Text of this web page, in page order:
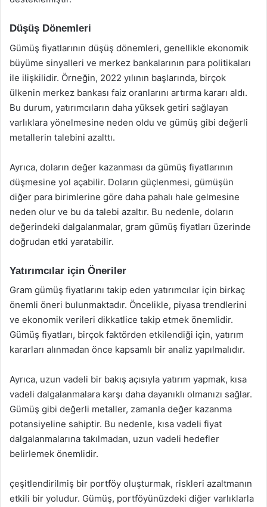
Düşüş Dönemleri
Gümüş fiyatlarının düşüş dönemleri, genellikle ekonomik
büyüme sinyalleri ve merkez bankalarının para politikaları
ile ilişkilidir. Örneğin, 2022 yılının başlarında, birçok
ülkenin merkez bankası faiz oranlarını artırma kararı aldı.
Bu durum, yatırımcıların daha yüksek getiri sağlayan
varlıklara yönelmesine neden oldu ve gümüş gibi değerli
metallerin talebini azalttı.
Ayrıca, doların değer kazanması da gümüş fiyatlarının
düşmesine yol açabilir. Doların güçlenmesi, gümüşün
diğer para birimlerine göre daha pahalı hale gelmesine
neden olur ve bu da talebi azaltır. Bu nedenle, doların
değerindeki dalgalanmalar, gram gümüş fiyatları üzerinde
doğrudan etki yaratabilir.
Yatırımcılar için Öneriler
Gram gümüş fiyatlarını takip eden yatırımcılar için birkaç
önemli öneri bulunmaktadır. Öncelikle, piyasa trendlerini
ve ekonomik verileri dikkatlice takip etmek önemlidir.
Gümüş fiyatları, birçok faktörden etkilendiği için, yatırım
kararları alınmadan önce kapsamlı bir analiz yapılmalıdır.
Ayrıca, uzun vadeli bir bakış açısıyla yatırım yapmak, kısa
vadeli dalgalanmalara karşı daha dayanıklı olmanızı sağlar.
Gümüş gibi değerli metaller, zamanla değer kazanma
potansiyeline sahiptir. Bu nedenle, kısa vadeli fiyat
dalgalanmalarına takılmadan, uzun vadeli hedefler
belirlemek önemlidir.
çeşitlendirilmiş bir portföy oluşturmak, riskleri azaltmanın
etkili bir yoludur. Gümüş, portföyünüzdeki diğer varlıklarla